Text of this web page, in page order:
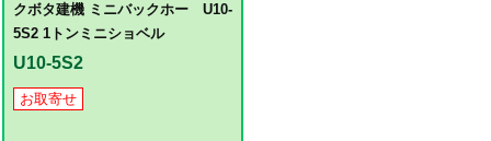
クボタ建機 ミニバックホー U10-
5S2 1トンミニショベル
U10-5S2
お取寄せ